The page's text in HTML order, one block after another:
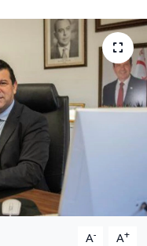
A- A+